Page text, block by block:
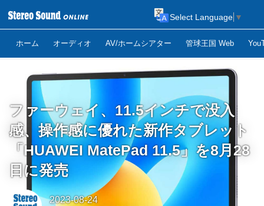
ホーム オーディオ AV/ホームシアター 管球王国 Web
Select Language ▼
ファーウェイ、11.5インチで没入
感、操作感に優れた新作タブレット
「HUAWEI MatePad 11.5」を8月28
日に発売
2023-08-24